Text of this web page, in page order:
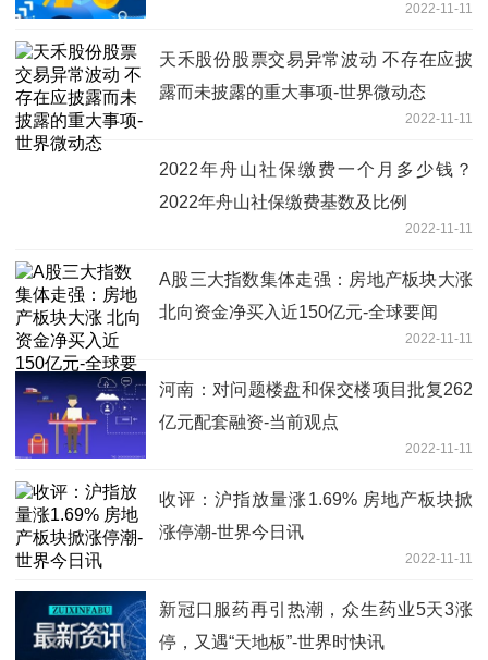
2022-11-11
天禾股份股票交易异常波动 不存在应披
露而未披露的重大事项-世界微动态
2022-11-11
2022年舟山社保缴费一个月多少钱？
2022年舟山社保缴费基数及比例
2022-11-11
A股三大指数集体走强：房地产板块大涨
北向资金净买入近150亿元-全球要闻
2022-11-11
河南：对问题楼盘和保交楼项目批复262
亿元配套融资-当前观点
2022-11-11
收评：沪指放量涨1.69% 房地产板块掀
涨停潮-世界今日讯
2022-11-11
新冠口服药再引热潮，众生药业5天3涨
停，又遇“天地板”-世界时快讯